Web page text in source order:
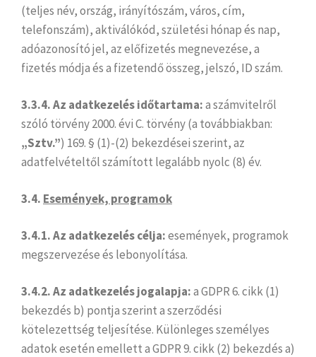
(teljes név, ország, irányítószám, város, cím,
telefonszám), aktiválókód, születési hónap és nap,
adóazonosító jel, az előfizetés megnevezése, a
fizetés módja és a fizetendő összeg, jelszó, ID szám.
3.3.4. Az adatkezelés időtartama:a számvitelről
szóló törvény 2000. évi C. törvény (a továbbiakban:
„Sztv.”) 169. § (1)-(2) bekezdései szerint, az
adatfelvételtől számított legalább nyolc (8) év.
3.4. Események, programok
3.4.1. Az adatkezelés célja:események, programok
megszervezése és lebonyolítása.
3.4.2. Az adatkezelés jogalapja:a GDPR 6. cikk (1)
bekezdés b) pontja szerint a szerződési
kötelezettség teljesítése. Különleges személyes
adatok esetén emellett a GDPR 9. cikk (2) bekezdés a)